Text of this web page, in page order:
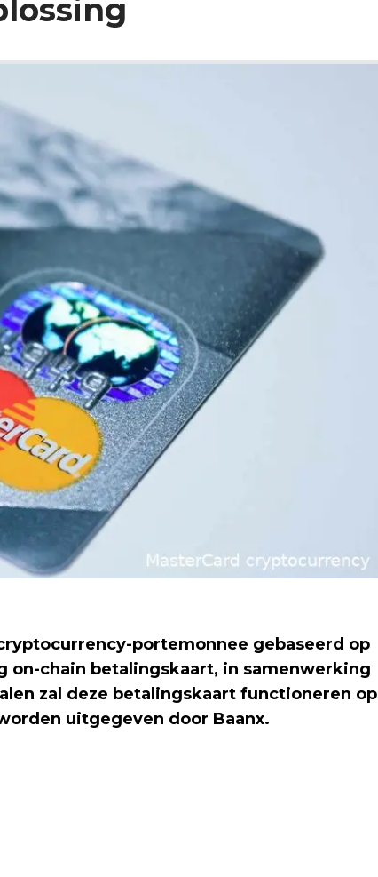
portemonnee gebaseerd op
on-chain betalingskaart, in samenwerking
zal deze betalingskaart functioneren op
uitgegeven door Baanx.